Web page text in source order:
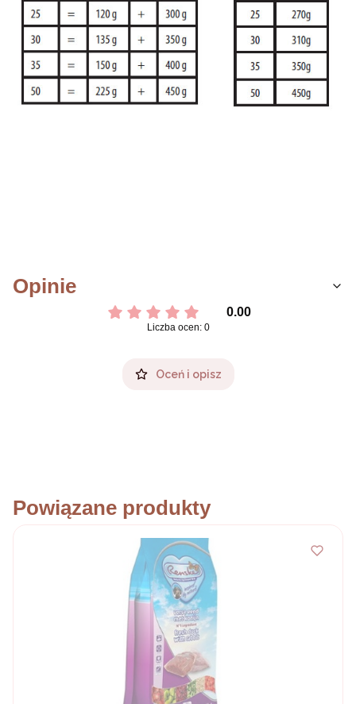
Opinie
0.00
Liczba ocen: 0
Oceń i opisz
Powiązane produkty